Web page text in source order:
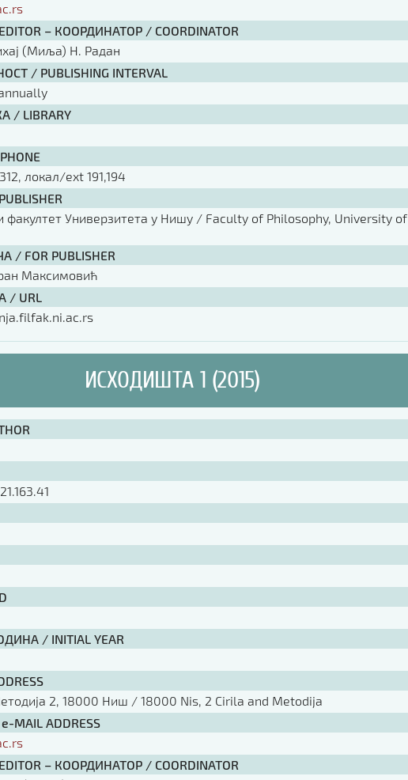
– КООРДИНАТОР / COORDINATOR
(Миља) Н. Радан
/ PUBLISHING INTERVAL
/ LIBRARY
локал/ext 191,194
факултет Универзитета у Нишу / Faculty of Philosophy, University of
/ FOR PUBLISHER
Максимовић
/ URL
ИСХОДИШТА 1 (2015)
/ INITIAL YEAR
2, 18000 Ниш / 18000 Nis, 2 Cirila and Metodija
MAIL ADDRESS
– КООРДИНАТОР / COORDINATOR